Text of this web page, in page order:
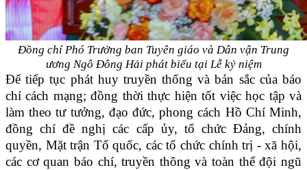
Đồng chí Phó Trưởng ban Tuyên giáo và Dân vận Trung
ương Ngô Đông Hải phát biểu tại Lễ kỷ niệm
Để tiếp tục phát huy truyền thống và bản sắc của báo
chí cách mạng; đồng thời thực hiện tốt việc học tập và
làm theo tư tưởng, đạo đức, phong cách Hồ Chí Minh,
đồng chí đề nghị các cấp ủy, tổ chức Đảng, chính
quyền, Mặt trận Tổ quốc, các tổ chức chính trị - xã hội,
các cơ quan báo chí, truyền thông và toàn thể đội ngũ